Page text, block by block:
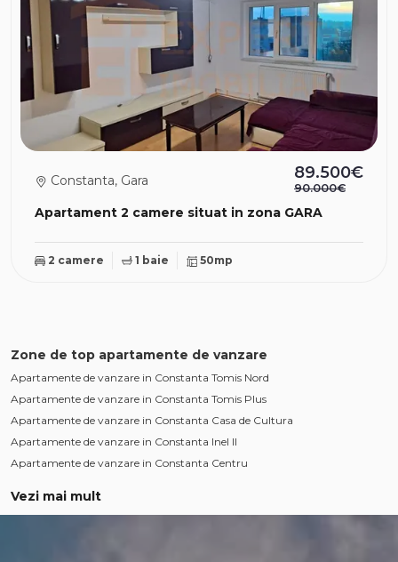
Apartament 2 camere situat in zona GARA
Constanta, Gara 89.500€
90.000€
2 camere 1 baie 50mp
Zone de top apartamente de vanzare
Apartamente de vanzare in Constanta Tomis Nord
Apartamente de vanzare in Constanta Tomis Plus
Apartamente de vanzare in Constanta Casa de Cultura
Apartamente de vanzare in Constanta Inel II
Apartamente de vanzare in Constanta Centru
Vezi mai mult